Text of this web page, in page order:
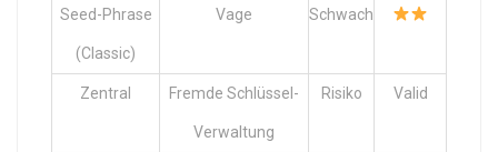
Seed-Phrase
(Classic)
Vage Schwach
Zentral Fremde Schlüssel-
Verwaltung
Risiko Valid